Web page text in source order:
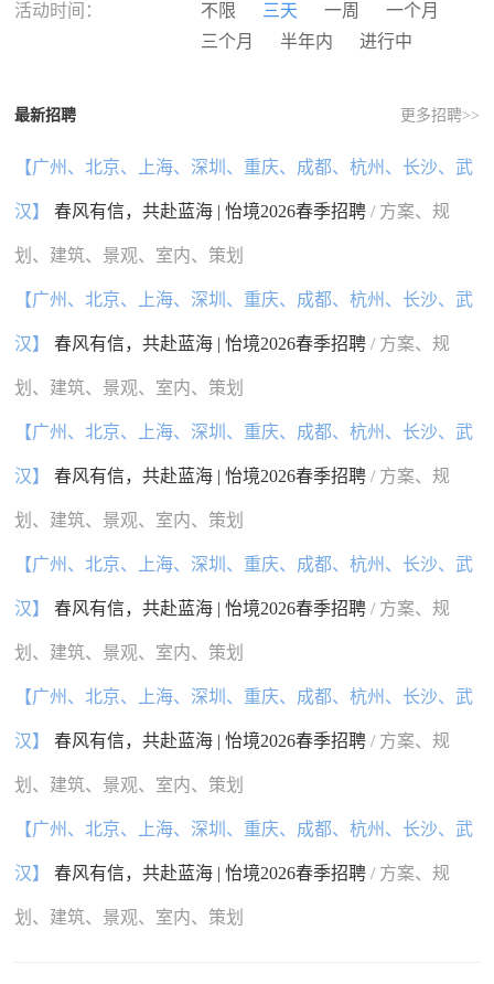
广西
海南 重庆
四川
国外
活动时间： 不限 三天 一周
一个月
三个月
半年内 进行中
最新招聘 更多招聘>>
【广州、北京、上海、深圳、重庆、成都、杭州、长沙、武
汉】 春风有信，共赴蓝海 | 怡境2026春季招聘/ 方案、规
划、建筑、景观、室内、策划
【广州、北京、上海、深圳、重庆、成都、杭州、长沙、武
汉】 春风有信，共赴蓝海 | 怡境2026春季招聘/ 方案、规
划、建筑、景观、室内、策划
【广州、北京、上海、深圳、重庆、成都、杭州、长沙、武
汉】 春风有信，共赴蓝海 | 怡境2026春季招聘/ 方案、规
划、建筑、景观、室内、策划
【广州、北京、上海、深圳、重庆、成都、杭州、长沙、武
汉】 春风有信，共赴蓝海 | 怡境2026春季招聘/ 方案、规
划、建筑、景观、室内、策划
【广州、北京、上海、深圳、重庆、成都、杭州、长沙、武
汉】 春风有信，共赴蓝海 | 怡境2026春季招聘/ 方案、规
划、建筑、景观、室内、策划
【广州、北京、上海、深圳、重庆、成都、杭州、长沙、武
汉】 春风有信，共赴蓝海 | 怡境2026春季招聘/ 方案、规
划、建筑、景观、室内、策划